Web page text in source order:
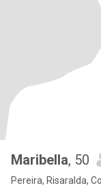
Maribella, 50
Pereira, Risaralda,